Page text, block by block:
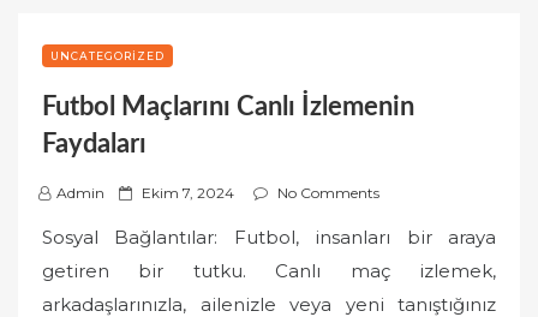
UNCATEGORIZED
Futbol Maçlarını Canlı İzlemenin
Faydaları
Admin
P
s
e
Ekim 7, 2024 No Comments
Sosyal Bağlantılar: Futbol, insanları bir araya
getiren bir tutku. Canlı maç izlemek,
arkadaşlarınızla, ailenizle veya yeni tanıştığınız